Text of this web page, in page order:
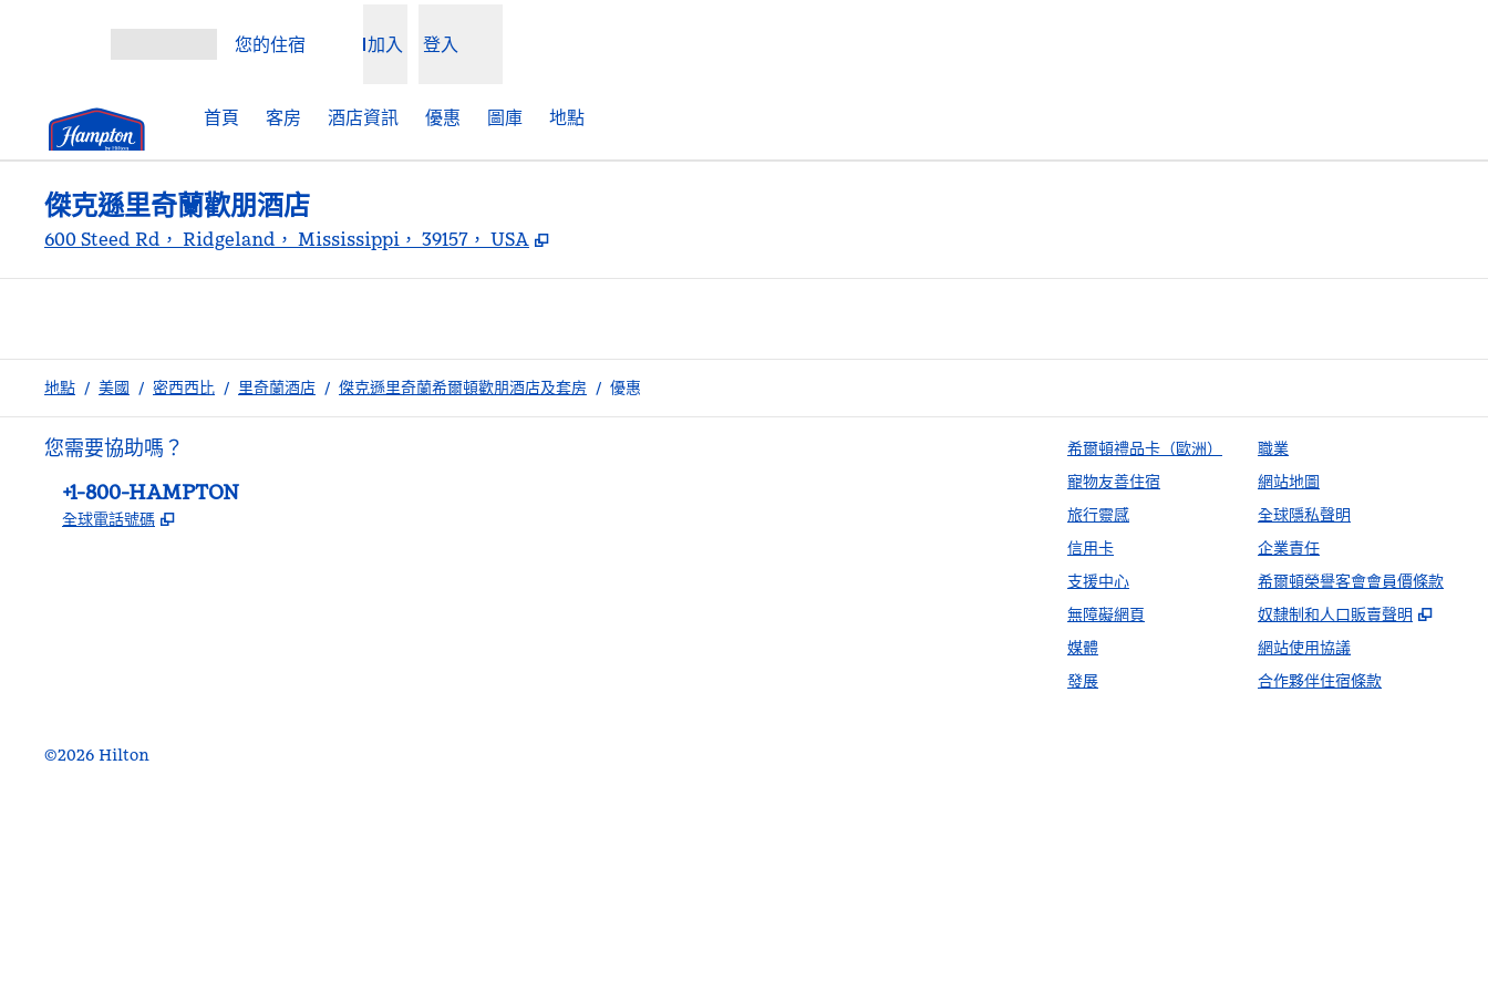
您的住宿 加入 登入
首頁 客房 酒店資訊 優惠 圖庫 地點
傑克遜里奇蘭歡朋酒店
600 Steed Rd， Ridgeland， Mississippi， 39157， USA ,
地點 / 美國 / 密西西比 / 里奇蘭酒店 / 傑克遜里奇蘭希爾頓歡朋酒店及套房 / 優惠
您需要協助嗎？
電話：
+1-800-HAMPTON
全球電話號碼 ,
希爾頓禮品卡（歐洲）
寵物友善住宿
旅行靈感
信用卡
支援中心
無障礙網頁
媒體
發展
職業
網站地圖
全球隱私聲明
企業責任
希爾頓榮譽客會會員價條款
奴隸制和人口販賣聲明
,
網站使用協議
合作夥伴住宿條款
©2026 Hilton